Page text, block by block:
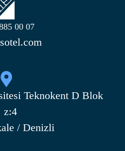
00 07
Teknokent D Blok
z:4
/ Denizli